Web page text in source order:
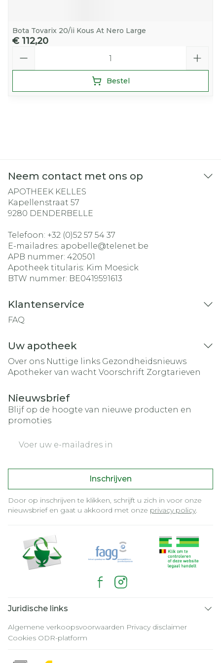
Bota Tovarix 20/ii Kous At Nero Large
€ 112,20
Bestel
Neem contact met ons op
APOTHEEK KELLES
Kapellenstraat 57
9280 DENDERBELLE
Telefoon: +32 (0)52 57 54 37
E-mailadres: apobelle@telenet.be
APB nummer: 420501
Apotheek titularis: Kim Moesick
BTW nummer: BE0419591613
Klantenservice
FAQ
Uw apotheek
Over ons Nuttige links Gezondheidsnieuws
Apotheker van wacht Voorschrift Zorgtarieven
Nieuwsbrief
Blijf op de hoogte van nieuwe producten en
promoties
Inschrijven
Door op inschrijven te klikken, schrijft u zich in voor onze
nieuwsbrief en gaat u akkoord met onze privacy policy.
Juridische links
Algemene verkoopsvoorwaarden Privacy disclaimer
Cookies ODR-platform